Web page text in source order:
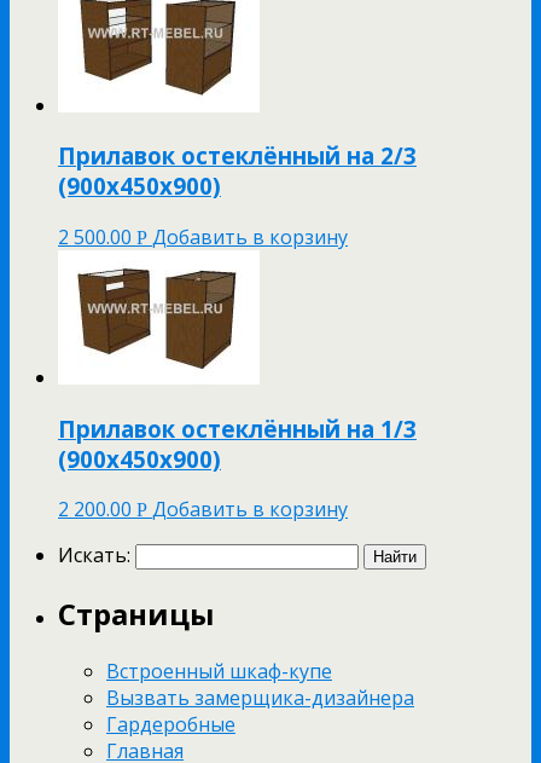
Прилавок остеклённый на 2/3
(900х450х900)
2 500.00 Р Добавить в корзину
Прилавок остеклённый на 1/3
(900х450х900)
2 200.00 Р Добавить в корзину
Искать:
Страницы
Встроенный шкаф-купе
Вызвать замерщика-дизайнера
Гардеробные
Главная